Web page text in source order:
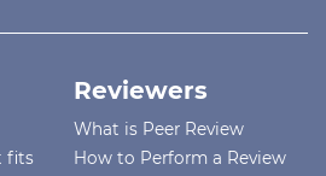
fits
Reviewers
What is Peer Review
How to Perform a Review